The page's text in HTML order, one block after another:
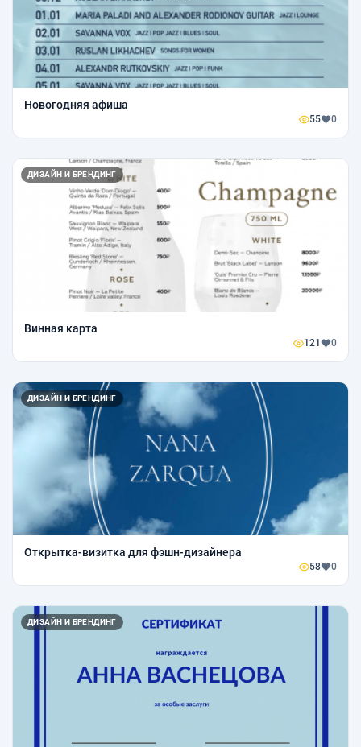
Новогодняя афиша
55 0
ДИЗАЙН И БРЕНДИНГ
Винная карта
121 0
ДИЗАЙН И БРЕНДИНГ
Открытка-визитка для фэшн-дизайнера
58 0
ДИЗАЙН И БРЕНДИНГ